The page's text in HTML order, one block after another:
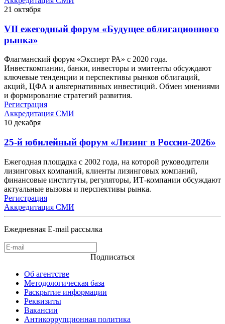
21 октября
VII ежегодный форум «Будущее облигационного
рынка»
Флагманский форум «Эксперт РА» с 2020 года.
Инвесткомпании, банки, инвесторы и эмитенты обсуждают
ключевые тенденции и перспективы рынков облигаций,
акций, ЦФА и альтернативных инвестиций. Обмен мнениями
и формирование стратегий развития.
Регистрация
Аккредитация СМИ
10 декабря
25-й юбилейный форум «Лизинг в России-2026»
Ежегодная площадка с 2002 года, на которой руководители
лизинговых компаний, клиенты лизинговых компаний,
финансовые институты, регуляторы, ИТ-компании обсуждают
актуальные вызовы и перспективы рынка.
Регистрация
Аккредитация СМИ
Ежедневная E-mail рассылка
Подписаться
Об агентстве
Методологическая база
Раскрытие информации
Реквизиты
Вакансии
Антикоррупционная политика